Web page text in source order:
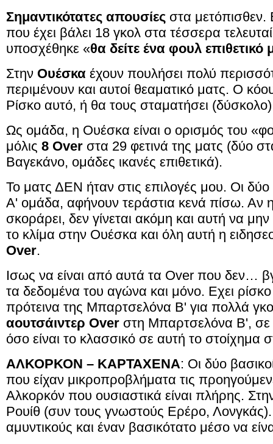
Σημαντικότατες απουσίες στα μετόπισθεν.
που έχει βάλει 18 γκολ στα τέσσερα
υποσχέθηκε «θα δείτε ένα φουλ επιθετικό
Στην Ουέσκα έχουν πουλήσει πολύ
περιμένουν και αυτοί θεαματικό ματς. Ο
Ρίσκο αυτό, ή θα τους σταματήσει
Ως ομάδα, η Ουέσκα είναι ο ορισμός του
μόλις 8 Over στα 29 φετινά της ματς (δύο
Βαγεκάνο, ομάδες ικανές επιθετικά).
Το ματς ΔΕΝ ήταν στις επιλογές μου. Οι
Α' ομάδα, αφήνουν τεράστια κενά πίσω. Αν
σκοράρει, δεν γίνεται ακόμη και αυτή να
το κλίμα στην Ουέσκα και όλη αυτή η
Over.
Ισως να είναι από αυτά τα Over που δεν…
τα δεδομένα του αγώνα και μόνο. Εχει
πρότεινα της Μπαρτσελόνα Β' για πολλά
αουτσάιντερ Over στη Μπαρτσελόνα Β', σε
όσο είναι το κλασσικό σε αυτή το στοίχημα
ΑΛΚΟΡΚΟΝ – ΚΑΡΤΑΧΕΝΑ: Οι δύο
που είχαν μικροπροβλήματα τις
Αλκορκόν που ουσιαστικά είναι πλήρης.
Ρουίθ (συν τους γνωστούς Ερέρο,
αμυντικούς και έναν βασικότατο μέσο να